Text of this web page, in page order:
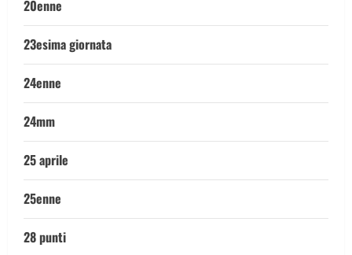
20enne
23esima giornata
24enne
24mm
25 aprile
25enne
28 punti